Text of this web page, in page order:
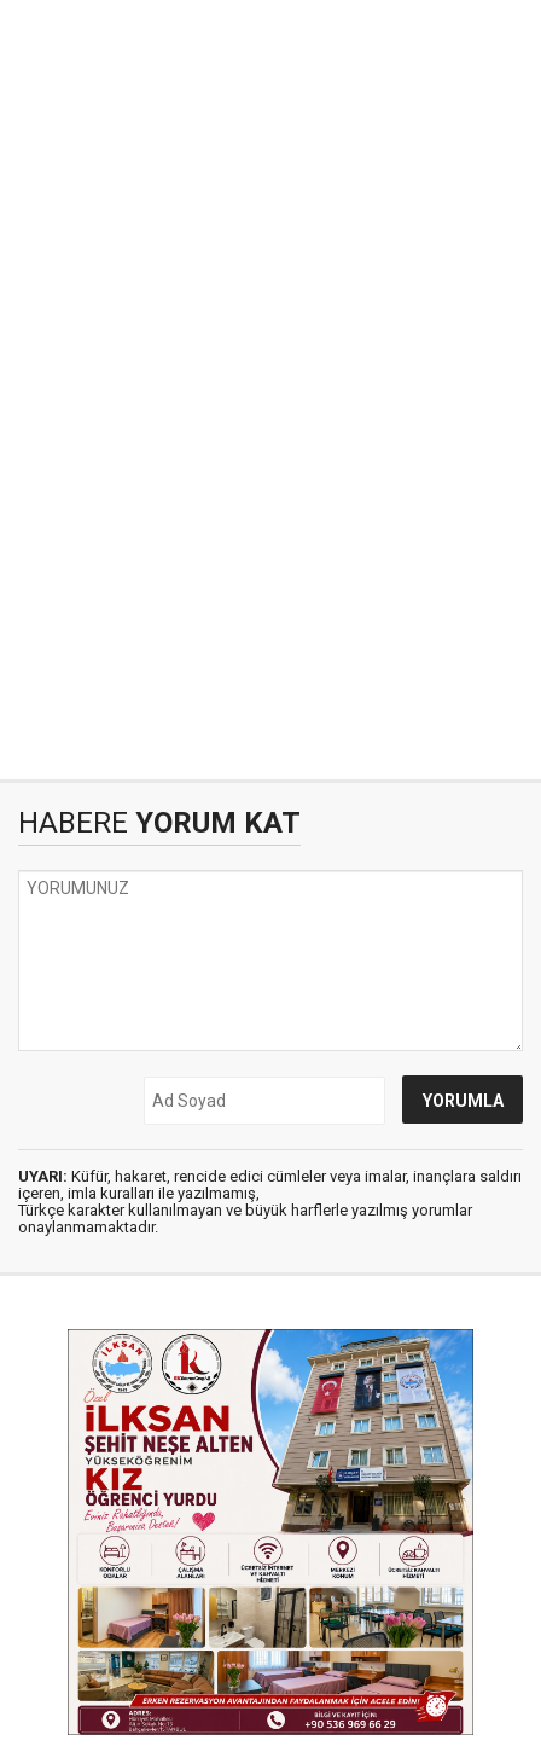
HABERE YORUM KAT
UYARI: Küfür, hakaret, rencide edici cümleler veya imalar, inançlara saldırı
içeren, imla kuralları ile yazılmamış,
Türkçe karakter kullanılmayan ve büyük harflerle yazılmış yorumlar
onaylanmamaktadır.